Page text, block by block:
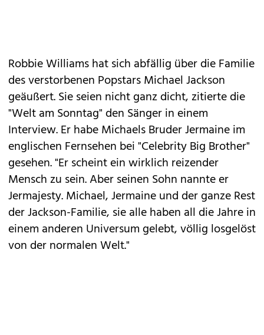
Robbie Williamshat sich abfällig über die Familie
des verstorbenen Popstars Michael Jackson
geäußert. Sie seien nicht ganz dicht, zitierte die
"Welt am Sonntag" den Sänger in einem
Interview. Er habe Michaels Bruder Jermaine im
englischen Fernsehen bei "Celebrity Big Brother"
gesehen. "Er scheint ein wirklich reizender
Mensch zu sein. Aber seinen Sohn nannte er
Jermajesty. Michael, Jermaine und der ganze Rest
der Jackson-Familie, sie alle haben all die Jahre in
einem anderen Universum gelebt, völlig losgelöst
von der normalen Welt."